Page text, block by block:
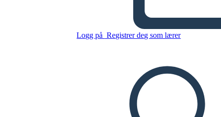
Logg på Registrer deg som lærer
Kopier dette storyboardet
SPILLE AV LYSBILDEFREMVISNING
LES FOR MEG